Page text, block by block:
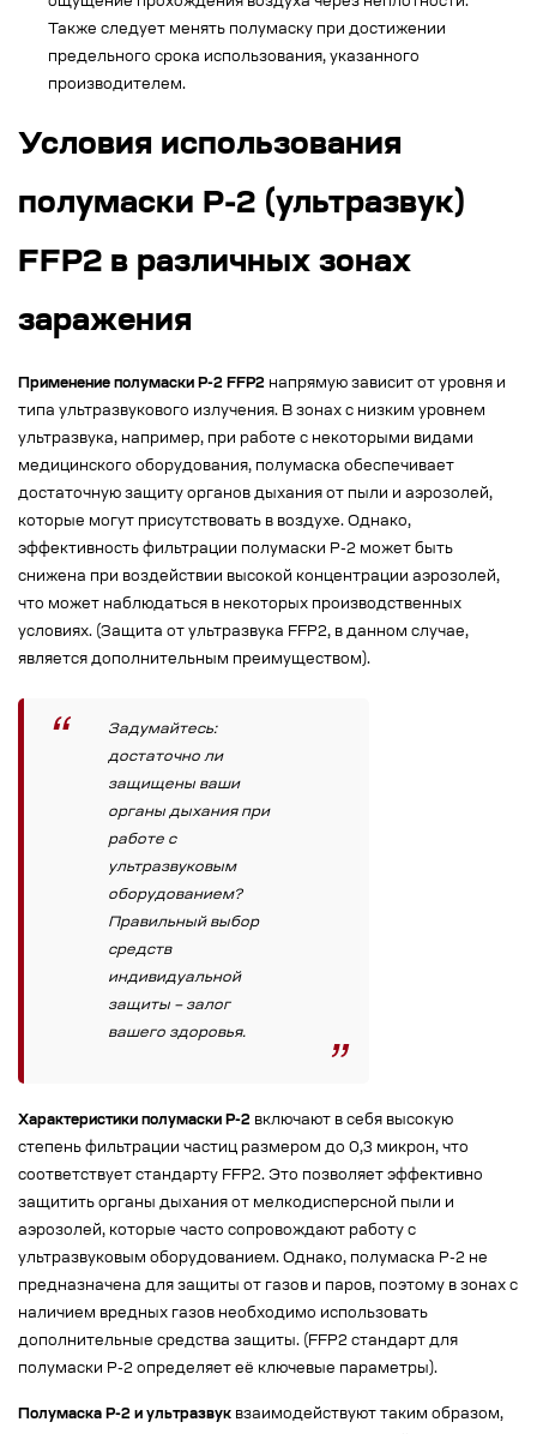
Также следует менять полумаску при достижении
предельного срока использования, указанного
производителем.
Условия использования
полумаски Р-2 (ультразвук)
FFP2 в различных зонах
заражения
Применение полумаски Р-2 FFP2 напрямую зависит от уровня и
типа ультразвукового излучения. В зонах с низким уровнем
ультразвука, например, при работе с некоторыми видами
медицинского оборудования, полумаска обеспечивает
достаточную защиту органов дыхания от пыли и аэрозолей,
которые могут присутствовать в воздухе. Однако,
эффективность фильтрации полумаски Р-2 может быть
снижена при воздействии высокой концентрации аэрозолей,
что может наблюдаться в некоторых производственных
условиях. (Защита от ультразвука FFP2, в данном случае,
является дополнительным преимуществом).
Задумайтесь:
достаточно ли
защищены ваши
органы дыхания при
работе с
ультразвуковым
оборудованием?
Правильный выбор
средств
индивидуальной
защиты – залог
вашего здоровья.
Характеристики полумаски Р-2 включают в себя высокую
степень фильтрации частиц размером до 0,3 микрон, что
соответствует стандарту FFP2. Это позволяет эффективно
защитить органы дыхания от мелкодисперсной пыли и
аэрозолей, которые часто сопровождают работу с
ультразвуковым оборудованием. Однако, полумаска Р-2 не
предназначена для защиты от газов и паров, поэтому в зонах с
наличием вредных газов необходимо использовать
дополнительные средства защиты. (FFP2 стандарт для
полумаски Р-2 определяет её ключевые параметры).
Полумаска Р-2 и ультразвук взаимодействуют таким образом,